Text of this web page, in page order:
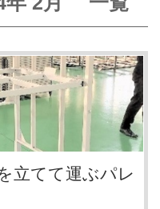
立てて運ぶパレ